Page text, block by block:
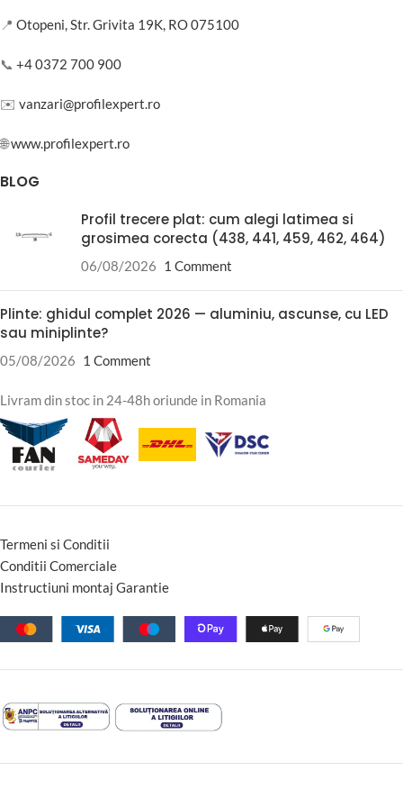
📍 Otopeni, Str. Grivita 19K, RO 075100
📞 +4 0372 700 900
✉️ vanzari@profilexpert.ro
🌐www.profilexpert.ro
BLOG
Profil trecere plat: cum alegi latimea si
grosimea corecta (438, 441, 459, 462, 464)
06/08/2026 1 Comment
Plinte: ghidul complet 2026 — aluminiu, ascunse, cu LED
sau miniplinte?
05/08/2026 1 Comment
Livram din stoc in 24-48h oriunde in Romania
Termeni si Conditii
Conditii Comerciale
Instructiuni montaj Garantie